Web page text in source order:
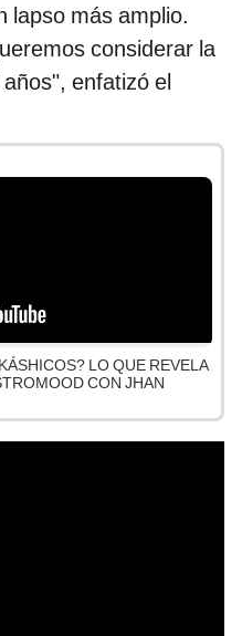
lapso más amplio.
considerar la
enfatizó el
LO QUE REVELA
CON JHAN